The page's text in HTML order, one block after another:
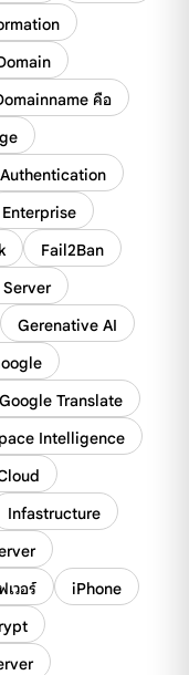
คือ
Enterprise
Fail2Ban
Server
Gerenative AI
Google Translate
Intelligence
Infastructure
วอร์
iPhone